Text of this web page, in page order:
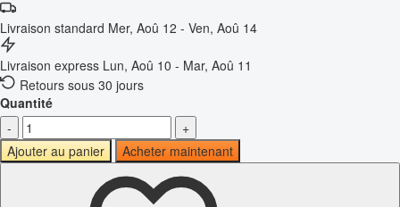
Livraison standard Mer, Aoû 12 - Ven, Aoû 14
Livraison express Lun, Aoû 10 - Mar, Aoû 11
Retours sous 30 jours
Quantité
-
+
Ajouter au panier
Acheter maintenant